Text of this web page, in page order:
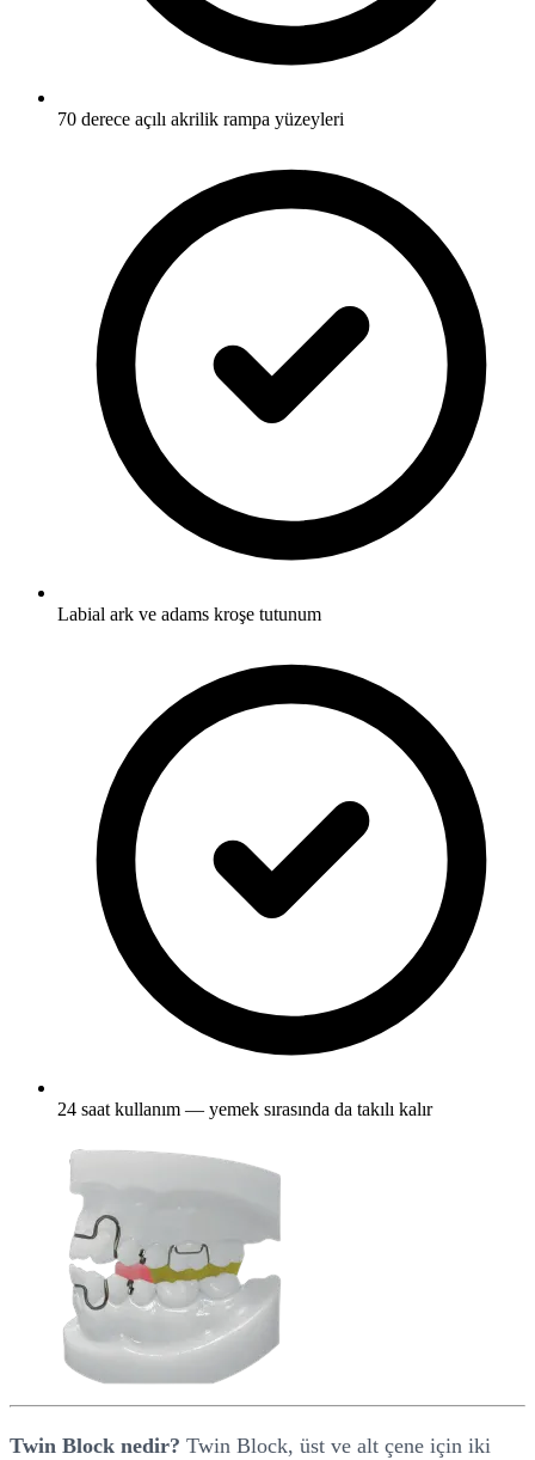
70 derece açılı akrilik rampa yüzeyleri
Labial ark ve adams kroşe tutunum
24 saat kullanım — yemek sırasında da takılı kalır
Twin Block nedir? Twin Block, üst ve alt çene için iki